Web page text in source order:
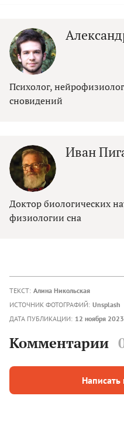
Психолог,
сновидений
Иван
Доктор биологических
физиологии сна
ТЕКСТ: Алина Никольская
ИСТОЧНИК ФОТОГРАФИЙ: Unsplash
ДАТА ПУБЛИКАЦИИ: 12 ноября 2023
Комментарии